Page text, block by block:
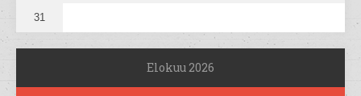
31
Elokuu 2026